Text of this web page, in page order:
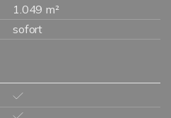
1.049 m²
sofort